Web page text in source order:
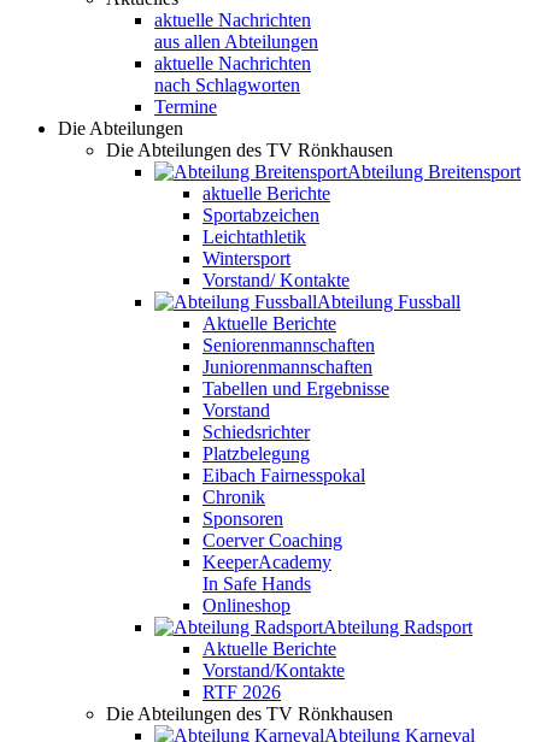
aktuelle Nachrichten
aus allen Abteilungen
aktuelle Nachrichten
nach Schlagworten
Termine
Die Abteilungen
Die Abteilungen des TV Rönkhausen
Abteilung Breitensport
aktuelle Berichte
Sportabzeichen
Leichtathletik
Wintersport
Vorstand/ Kontakte
Abteilung Fussball
Aktuelle Berichte
Seniorenmannschaften
Juniorenmannschaften
Tabellen und Ergebnisse
Vorstand
Schiedsrichter
Platzbelegung
Eibach Fairnesspokal
Chronik
Sponsoren
Coerver Coaching
KeeperAcademy
In Safe Hands
Onlineshop
Abteilung Radsport
Aktuelle Berichte
Vorstand/Kontakte
RTF 2026
Die Abteilungen des TV Rönkhausen
Abteilung Karneval